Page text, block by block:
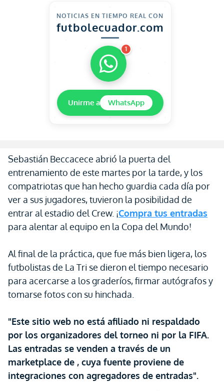
NOTICIAS EN TIEMPO REAL CON
futbolecuador.com
1
Unirme a WhatsApp
Sebastián Beccacece abrió la puerta del
entrenamiento de este martes por la tarde, y los
compatriotas que han hecho guardia cada día por
ver a sus jugadores, tuvieron la posibilidad de
entrar al estadio del Crew. ¡Compra tus entradas
para alentar al equipo en la Copa del Mundo!
Al final de la práctica, que fue más bien ligera, los
futbolistas de La Tri se dieron el tiempo necesario
para acercarse a los graderíos, firmar autógrafos y
tomarse fotos con su hinchada.
"Este sitio web no está afiliado ni respaldado
por los organizadores del torneo ni por la FIFA.
Las entradas se venden a través de un
marketplace de , cuya fuente proviene de
integraciones con agregadores de entradas".